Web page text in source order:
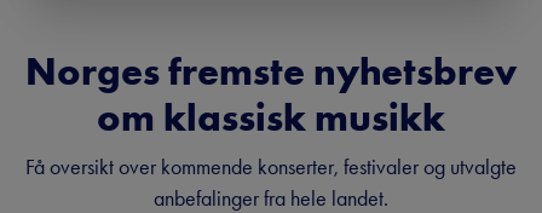
Norges fremste nyhetsbrev
om klassisk musikk
Få oversikt over kommende konserter, festivaler og utvalgte
anbefalinger fra hele landet.